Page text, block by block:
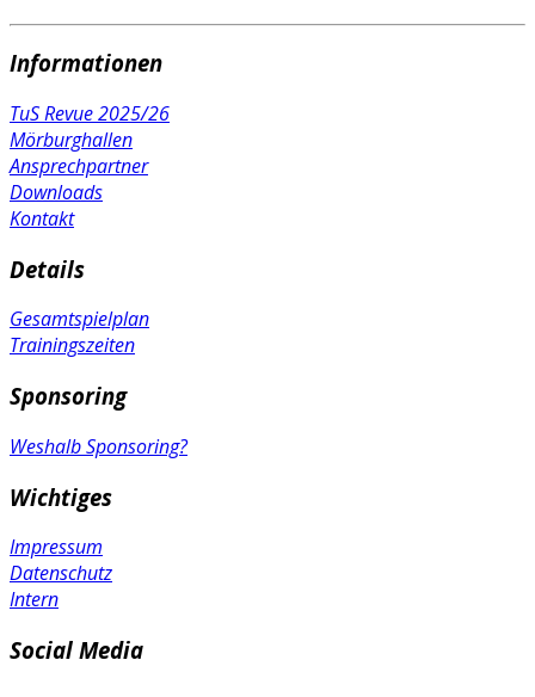
Informationen
TuS Revue 2025/26
Mörburghallen
Ansprechpartner
Downloads
Kontakt
Details
Gesamtspielplan
Trainingszeiten
Sponsoring
Weshalb Sponsoring?
Wichtiges
Impressum
Datenschutz
Intern
Social Media